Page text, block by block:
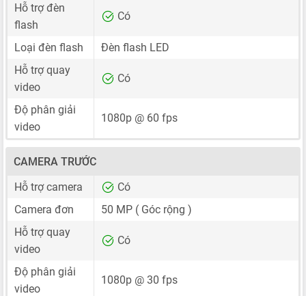
Hỗ trợ đèn
flash
Có
Loại đèn flash
Đèn flash LED
Hỗ trợ quay
video
Có
Độ phân giải
video
1080p @ 60 fps
CAMERA TRƯỚC
Hỗ trợ camera
Có
Camera đơn
50 MP ( Góc rộng )
Hỗ trợ quay
video
Có
Độ phân giải
video
1080p @ 30 fps